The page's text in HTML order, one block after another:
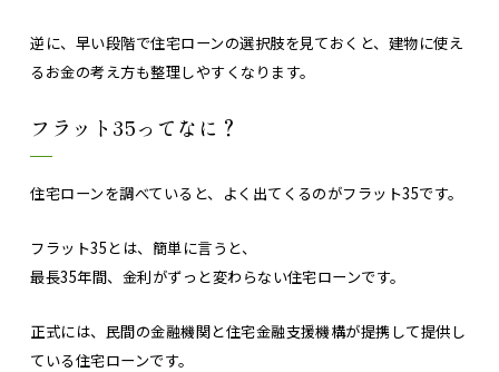
逆に、早い段階で住宅ローンの選択肢を見ておくと、建物に使え
るお金の考え方も整理しやすくなります。
フラット35ってなに？
住宅ローンを調べていると、よく出てくるのがフラット35です。
フラット35とは、簡単に言うと、
最長35年間、金利がずっと変わらない住宅ローンです。
正式には、民間の金融機関と住宅金融支援機構が提携して提供し
ている住宅ローンです。